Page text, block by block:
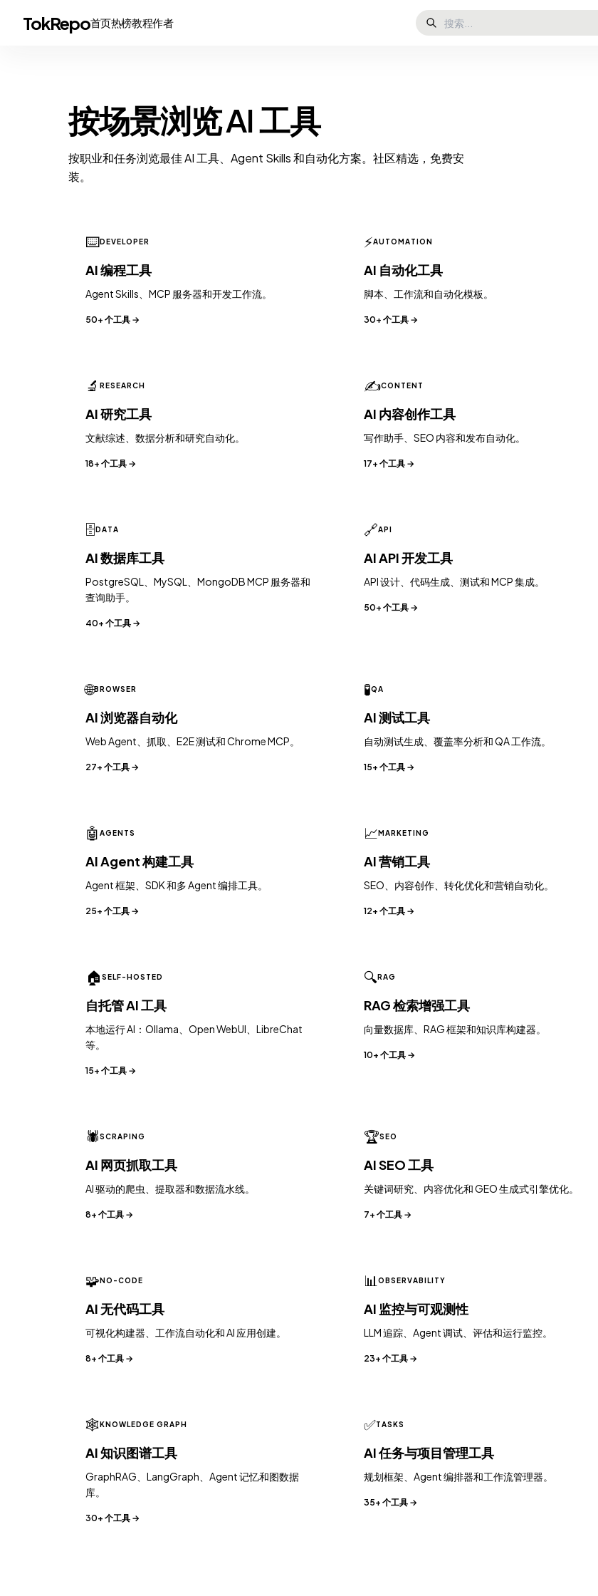
TokRepo首页热榜教程作者
按场景浏览 AI 工具
按职业和任务浏览最佳 AI 工具、Agent Skills 和自动化方案。社区精选，免费安
装。
⌨️DEVELOPER
AI 编程工具
Agent Skills、MCP 服务器和开发工作流。
50+ 个工具 →
⚡AUTOMATION
AI 自动化工具
脚本、工作流和自动化模板。
30+ 个工具 →
🔬 RESEARCH
AI 研究工具
文献综述、数据分析和研究自动化。
18+ 个工具 →
✍️CONTENT
AI 内容创作工具
写作助手、SEO 内容和发布自动化。
17+ 个工具 →
🗄️DATA
AI 数据库工具
PostgreSQL、MySQL、MongoDB MCP 服务器和
查询助手。
40+ 个工具 →
🔗API
AI API 开发工具
API 设计、代码生成、测试和 MCP 集成。
50+ 个工具 →
🌐BROWSER
AI 浏览器自动化
Web Agent、抓取、E2E 测试和 Chrome MCP。
27+ 个工具 →
🧪QA
AI 测试工具
自动测试生成、覆盖率分析和 QA 工作流。
15+ 个工具 →
🤖 AGENTS
AI Agent 构建工具
Agent 框架、SDK 和多 Agent 编排工具。
25+ 个工具 →
📈MARKETING
AI 营销工具
SEO、内容创作、转化优化和营销自动化。
12+ 个工具 →
🏠 SELF-HOSTED
自托管 AI 工具
本地运行 AI：Ollama、Open WebUI、LibreChat
等。
15+ 个工具 →
🔍RAG
RAG 检索增强工具
向量数据库、RAG 框架和知识库构建器。
10+ 个工具 →
🕷️SCRAPING
AI 网页抓取工具
AI 驱动的爬虫、提取器和数据流水线。
8+ 个工具 →
🏆SEO
AI SEO 工具
关键词研究、内容优化和 GEO 生成式引擎优化。
7+ 个工具 →
🧩NO-CODE
AI 无代码工具
可视化构建器、工作流自动化和 AI 应用创建。
8+ 个工具 →
📊 OBSERVABILITY
AI 监控与可观测性
LLM 追踪、Agent 调试、评估和运行监控。
23+ 个工具 →
🕸️KNOWLEDGE GRAPH
AI 知识图谱工具
GraphRAG、LangGraph、Agent 记忆和图数据
库。
30+ 个工具 →
✅TASKS
AI 任务与项目管理工具
规划框架、Agent 编排器和工作流管理器。
35+ 个工具 →